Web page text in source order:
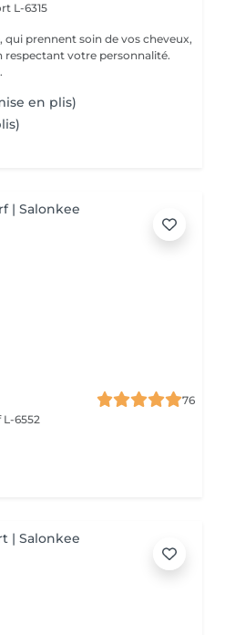
L-6315
qui prennent soin de vos cheveux,
respectant votre personnalité.
en plis)
76
6552